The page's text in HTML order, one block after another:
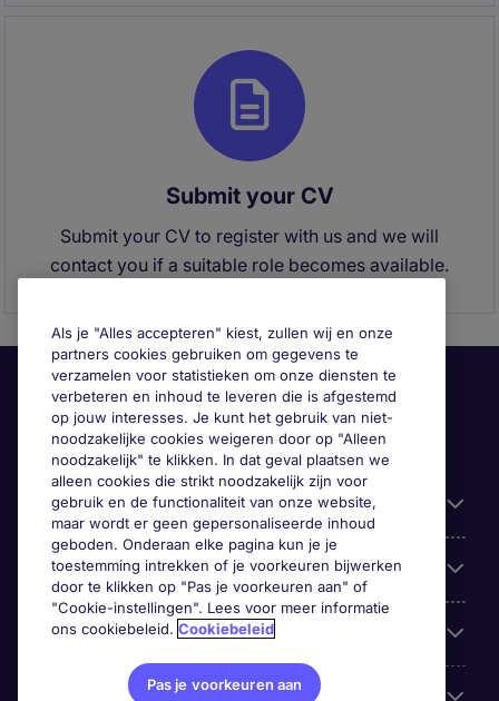
Submit your CV
Submit your CV to register with us and we will
contact you if a suitable role becomes available.
Handige informatie
Onze expertise
Google Rating
Als je "Alles accepteren" kiest, zullen wij en onze
partners cookies gebruiken om gegevens te
verzamelen voor statistieken om onze diensten te
verbeteren en inhoud te leveren die is afgestemd
op jouw interesses. Je kunt het gebruik van niet-
noodzakelijke cookies weigeren door op "Alleen
noodzakelijk" te klikken. In dat geval plaatsen we
alleen cookies die strikt noodzakelijk zijn voor
gebruik en de functionaliteit van onze website,
maar wordt er geen gepersonaliseerde inhoud
geboden. Onderaan elke pagina kun je je
toestemming intrekken of je voorkeuren bijwerken
door te klikken op "Pas je voorkeuren aan" of
"Cookie-instellingen". Lees voor meer informatie
ons cookiebeleid. Cookiebeleid
Pas je voorkeuren aan